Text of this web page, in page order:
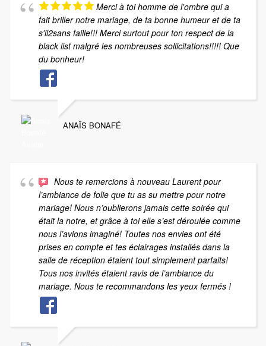
Merci à toi homme de l'ombre qui a
fait briller notre mariage, de ta bonne humeur et de ta
s'il2sans faille!!! Merci surtout pour ton respect de la
black list malgré les nombreuses sollicitations!!!!! Que
du bonheur!
ANAÏS BONAFÉ
Nous te remercions à nouveau Laurent pour
l’ambiance de folie que tu as su mettre pour notre
mariage! Nous n’oublierons jamais cette soirée qui
était la notre, et grâce à toi elle s’est déroulée comme
nous l’avions imaginé! Toutes nos envies ont été
prises en compte et tes éclairages installés dans la
salle de réception étaient tout simplement parfaits!
Tous nos invités étaient ravis de l’ambiance du
mariage. Nous te recommandons les yeux fermés !